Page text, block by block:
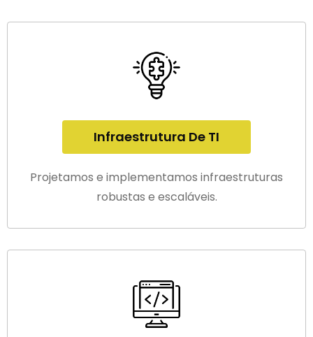
Infraestrutura De TI
Projetamos e implementamos infraestruturas
robustas e escaláveis.